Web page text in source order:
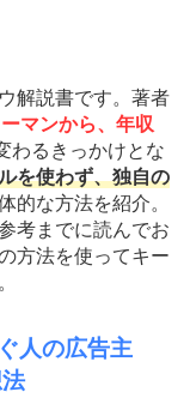
解説書です。著者
マンから、年収
わるきっかけとな
を使わず、独自の
的な方法を紹介。
考までに読んでお
方法を使ってキー
人の広告主